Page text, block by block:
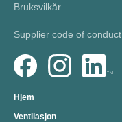
Bruksvilkår
Supplier code of conduct
Hjem
Ventilasjon